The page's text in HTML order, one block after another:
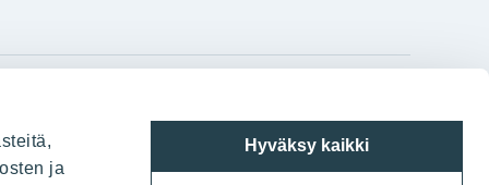
ja
Hyväksy kaikki
Panuntie 11, PL 36, 00620 Helsinki